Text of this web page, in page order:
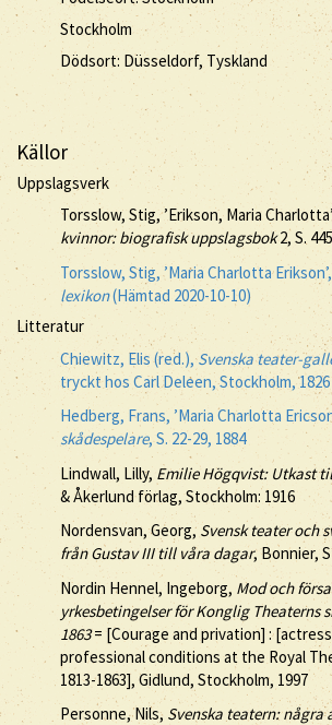
Stockholm
Dödsort: Düsseldorf, Tyskland
Källor
Uppslagsverk
Torsslow, Stig, ’Erikson, Maria
kvinnor: biografisk uppslagsbok2, S.
Torsslow, Stig, ’Maria Charlotta Erikson’,
lexikon(Hämtad 2020-10-10)
Litteratur
Chiewitz, Elis (red.),Svenska teater-
tryckt hos Carl Deleen, Stockholm, 1826
Hedberg, Frans, ’Maria Charlotta
skådespelare, S. 22-29, 1884
Lindwall, Lilly, Emilie Högqvist: Utkast
& Åkerlund förlag, Stockholm: 1916
Nordensvan, Georg, Svensk teater och
från Gustav III till våra dagar, Bonnier,
Nordin Hennel, Ingeborg, Mod och
yrkesbetingelser för Konglig Theaterns
1863= [Courage and privation] :
professional conditions at the Royal
1813-1863], Gidlund, Stockholm, 1997
Personne, Nils, Svenska teatern: några